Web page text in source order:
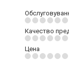
Качество
Цена